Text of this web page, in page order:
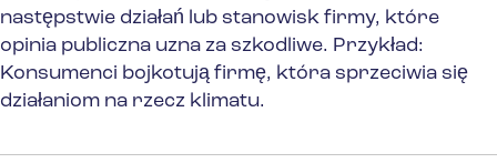
następstwie działań lub stanowisk firmy, które
opinia publiczna uzna za szkodliwe. Przykład:
Konsumenci bojkotują firmę, która sprzeciwia się
działaniom na rzecz klimatu.